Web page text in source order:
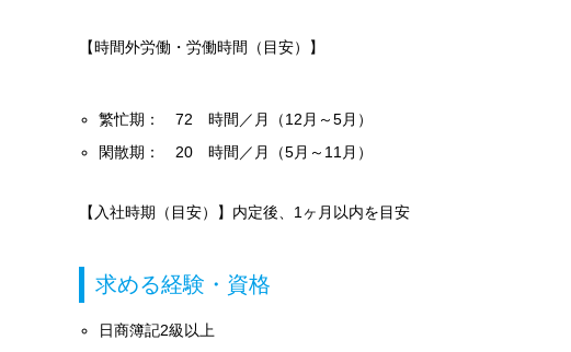
【時間外労働・労働時間（目安）】
繁忙期： 72 時間／月（12月～5月）
閑散期： 20 時間／月（5月～11月）
【入社時期（目安）】内定後、1ヶ月以内を目安
求める経験・資格
日商簿記2級以上